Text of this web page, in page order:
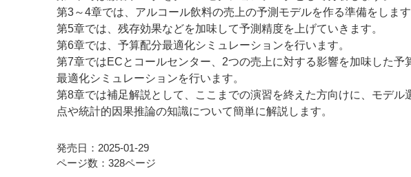
第3～4章では、アルコール飲料の売上の予測モデルを作る準備をします
第5章では、残存効果などを加味して予測精度を上げていきます。
第6章では、予算配分最適化シミュレーションを行います。
第7章ではECとコールセンター、2つの売上に対する影響を加味した予
最適化シミュレーションを行います。
第8章では補足解説として、ここまでの演習を終えた方向けに、モデル
点や統計的因果推論の知識について簡単に解説します。
発売日：2025-01-29
ページ数：328ページ